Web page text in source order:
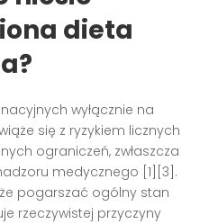
dieta
wyłącznie na
się z ryzykiem licznych
ograniczeń, zwłaszcza
medycznego [1][3].
pogarszać ogólny stan
rzeczywistej przyczyny